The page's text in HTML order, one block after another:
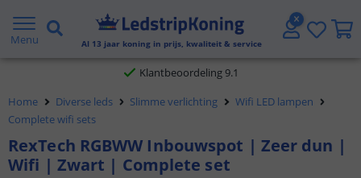
Menu Al 13 jaar koning in prijs, kwaliteit & service
Gratis verzending vanaf € 20,- NL en BE
Klantbeoordeling 9.1
Voor 23:45 uur besteld,morgen in huis
Home Diverse leds Slimme verlichting
Wifi LED lampen
Complete wifi sets
RexTech RGBWW Inbouwspot | Zeer dun |
Wifi | Zwart | Complete set